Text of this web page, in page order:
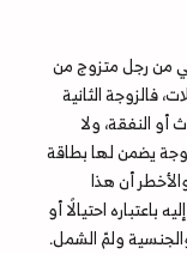
من رجل متزوج من
فالزوجة الثانية
النفقة، ولا
يضمن لها بطاقة
أن هذا
باعتباره احتيالًا أو
ولمّ الشمل.